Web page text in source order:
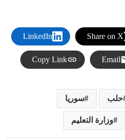
Share on X
LinkedIn
Email
Copy Link
حلب سوريا
وزارة التعليم